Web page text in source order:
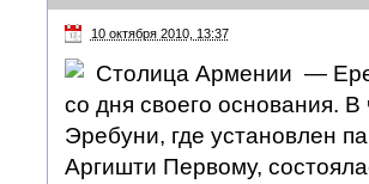
10 октября 2010, 13:37
Столица Армении —
со дня своего основания. В
Эребуни, где установлен
Аргишти Первому,